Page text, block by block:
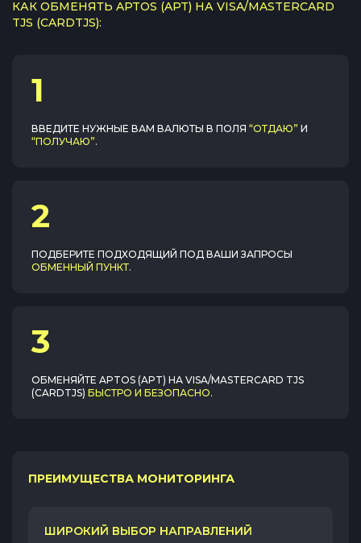
КАК ОБМЕНЯТЬ APTOS (APT) НА VISA/MASTERCARD
TJS (CARDTJS):
1
ВВЕДИТЕ НУЖНЫЕ ВАМ ВАЛЮТЫ В ПОЛЯ “ОТДАЮ” И
“ПОЛУЧАЮ”.
2
ПОДБЕРИТЕ ПОДХОДЯЩИЙ ПОД ВАШИ ЗАПРОСЫ
ОБМЕННЫЙ ПУНКТ.
3
ОБМЕНЯЙТЕ APTOS (APT) НА VISA/MASTERCARD TJS
(CARDTJS) БЫСТРО И БЕЗОПАСНО.
ПРЕИМУЩЕСТВА МОНИТОРИНГА
ШИРОКИЙ ВЫБОР НАПРАВЛЕНИЙ